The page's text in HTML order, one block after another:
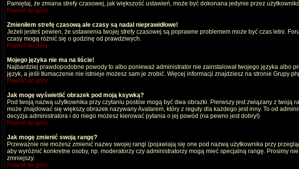
Pamiętaj, że zmiana strefy czasowej, jak większość ustawień, może być dokonana jedynie przez
Powrót do góry
Zmieniłem strefę czasową ale czasy są nadal nieprawidłowe!
Jeżeli jesteś pewien, że ustawienia twojej strefy czasowej są poprawne problemem może być czas letni.
czasy mogą różnić się o godzinę od prawdziwych.
Powrót do góry
Mojego języka nie ma na liście!
Najbardziej prawdopodobne powody to albo ponieważ administrator nie zainstalował twojego języka albo
język, a jeśli tłumaczenie nie istnieje możesz sam je zrobić. Więcej informacji znajdziesz na stronie Grupy
Powrót do góry
Jak mogę wyświetlić obrazek pod moją ksywką?
Pod twoją nazwą użytkownika przy czytaniu postów mogą być dwa obrazki. Pierwszy jest związany z
może znajdować się większy obrazek nazywany Avatarem, który z reguły dla każdego jest inny. To od
decyzja administratora i do niego możesz kierować pytania o jej powód (na pewno jest dobry!)
Powrót do góry
Jak mogę zmienić swoją rangę?
Przeważnie nie możesz zmienić nazwy swojej rangi (pojawiają się one pod nazwą użytkownika przy
aby wyróżnić konkretne osoby, np. moderatorzy czy administratorzy mogą mieć specjalną rangę. Prosimy
zmniejszy.
Powrót do góry